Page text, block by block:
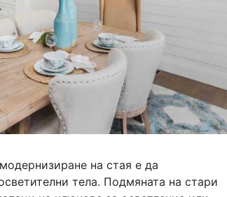
на стая е да
тела. Подмяната на стари